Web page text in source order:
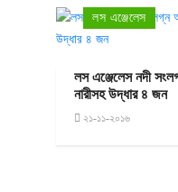
লস এঞ্জেলেস
লস এঞ্জেলেস নদী
নারীসহ উদ্ধার ৪ জন
২১-১১-২০১৬